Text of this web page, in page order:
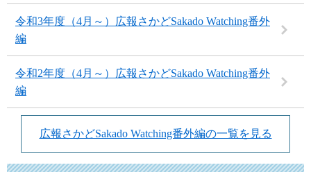
令和3年度（4月～）広報さかどSakado Watching番外
編
令和2年度（4月～）広報さかどSakado Watching番外
編
広報さかどSakado Watching番外編の一覧を見る